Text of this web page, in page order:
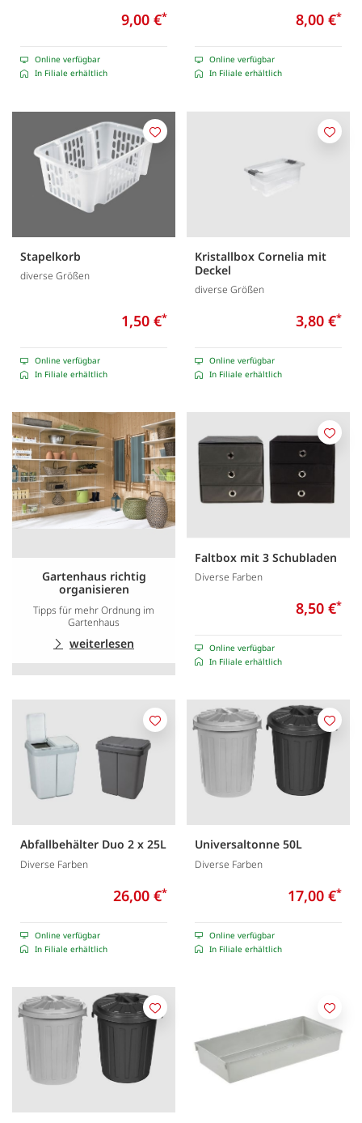
9,00 €*
Online verfügbar
In Filiale erhältlich
8,00 €*
Online verfügbar
In Filiale erhältlich
Stapelkorb
diverse Größen
1,50 €*
Online verfügbar
In Filiale erhältlich
Merken
Kristallbox Cornelia mit
Deckel
diverse Größen
3,80 €*
Online verfügbar
In Filiale erhältlich
Gartenhaus richtig
organisieren
Tipps für mehr Ordnung im
Gartenhaus
weiterlesen
Faltbox mit 3 Schubladen
Diverse Farben
8,50 €*
Online verfügbar
In Filiale erhältlich
Abfallbehälter Duo 2 x 25L
Diverse Farben
26,00 €*
Online verfügbar
In Filiale erhältlich
Merken
Universaltonne 50L
Diverse Farben
17,00 €*
Online verfügbar
In Filiale erhältlich
Merken